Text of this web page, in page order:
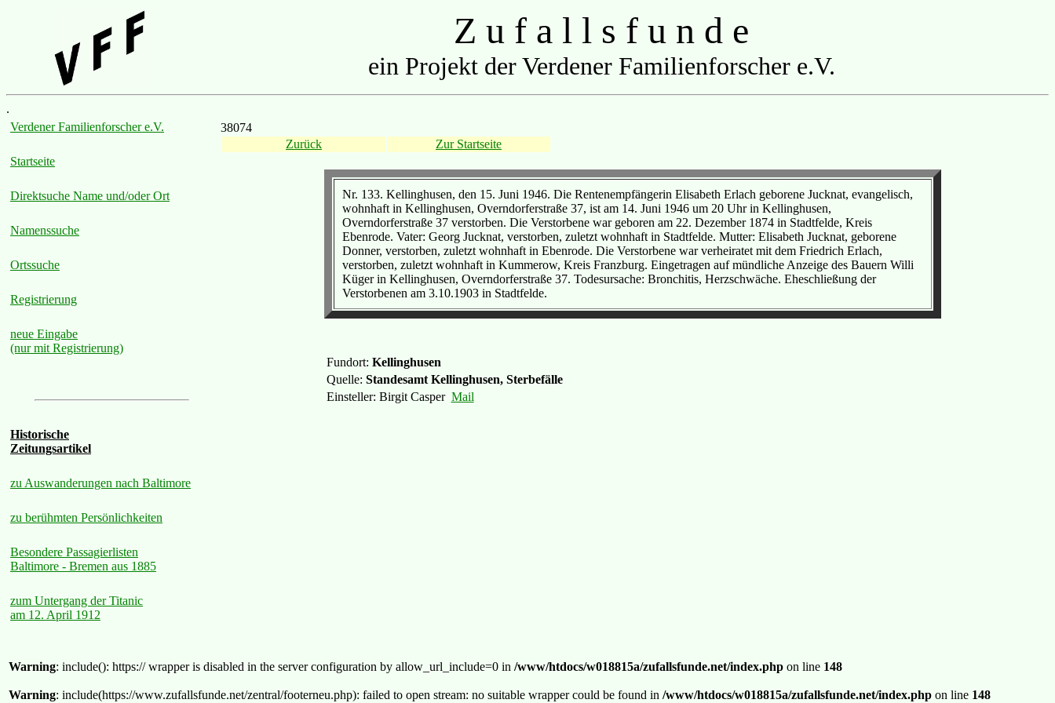
Z u f a l l s f u n d e
ein Projekt der Verdener Familienforscher e.V.
.
Verdener Familienforscher e.V.
Startseite
Direktsuche Name und/oder Ort
Namenssuche
Ortssuche
Registrierung
neue Eingabe
(nur mit Registrierung)
Historische
Zeitungsartikel
zu Auswanderungen nach Baltimore
zu berühmten Persönlichkeiten
Besondere Passagierlisten
Baltimore - Bremen aus 1885
zum Untergang der Titanic
am 12. April 1912
38074
Zurück
Zur Startseite
Nr. 133. Kellinghusen, den 15. Juni 1946. Die Rentenempfängerin Elisabeth Erlach geborene Jucknat, evangelisch,
wohnhaft in Kellinghusen, Overndorferstraße 37, ist am 14. Juni 1946 um 20 Uhr in Kellinghusen,
Overndorferstraße 37 verstorben. Die Verstorbene war geboren am 22. Dezember 1874 in Stadtfelde, Kreis
Ebenrode. Vater: Georg Jucknat, verstorben, zuletzt wohnhaft in Stadtfelde. Mutter: Elisabeth Jucknat, geborene
Donner, verstorben, zuletzt wohnhaft in Ebenrode. Die Verstorbene war verheiratet mit dem Friedrich Erlach,
verstorben, zuletzt wohnhaft in Kummerow, Kreis Franzburg. Eingetragen auf mündliche Anzeige des Bauern Willi
Küger in Kellinghusen, Overndorferstraße 37. Todesursache: Bronchitis, Herzschwäche. Eheschließung der
Verstorbenen am 3.10.1903 in Stadtfelde.
Fundort: Kellinghusen
Quelle: Standesamt Kellinghusen, Sterbefälle
Einsteller: Birgit Casper Mail
Warning: include(): https:// wrapper is disabled in the server configuration by allow_url_include=0 in /www/htdocs/w018815a/zufallsfunde.net/index.php on line 148
Warning: include(https://www.zufallsfunde.net/zentral/footerneu.php): failed to open stream: no suitable wrapper could be found in /www/htdocs/w018815a/zufallsfunde.net/index.php on line 148